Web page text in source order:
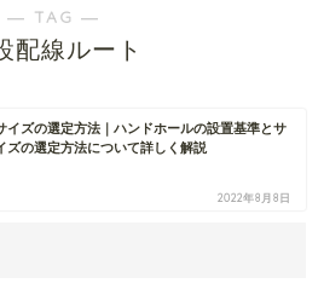
― TAG ―
配線ルート
イズの選定方法｜ハンドホールの設置基準とサ
ズの選定方法について詳しく解説
2022年8月8日